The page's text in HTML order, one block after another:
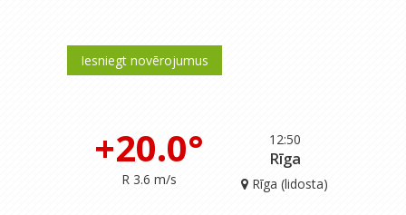
Iesniegt novērojumus
12:50
+20.0°
R 3.6 m/s
Rīga
Rīga (lidosta)